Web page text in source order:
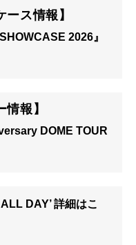
ース情報】
2026』
情報】
DOME TOUR
DAY’ 詳細はこ